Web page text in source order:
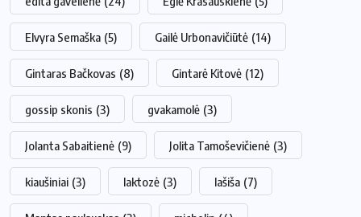
Elvyra Semaška (5) Gailė Urbonavičiūtė (14)
Gintaras Bačkovas (8) Gintarė Kitovė (12)
gossip skonis (3) gvakamolė (3)
Jolanta Sabaitienė (9) Jolita Tamoševičienė (3)
kiaušiniai (3) laktozė (3) lašiša (7)